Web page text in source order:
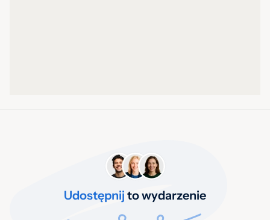
Udostępnij to wydarzenie